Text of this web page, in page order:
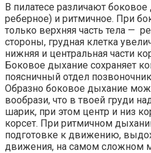
В пилатесе различают
реберное) и ритмичное. При
только верхняя часть тела —
стороны, грудная клетка
нижняя и центральная части
Боковое дыхание сохраняет
поясничный отдел
Образно боковое дыхание
вообрази, что в твоей груди
шарик, при этом центр и низ
корсет. При ритмичном
подготовке к движению,
движения, на самом сложном